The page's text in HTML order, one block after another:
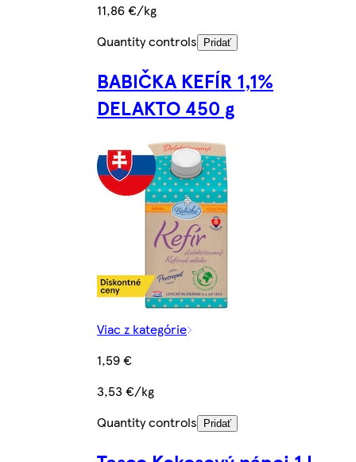
11,86 €/kg
Quantity controls
Pridať
BABIČKA KEFÍR 1,1%
DELAKTO 450 g
Viac z kategórie
1,59 €
3,53 €/kg
Quantity controls
Pridať